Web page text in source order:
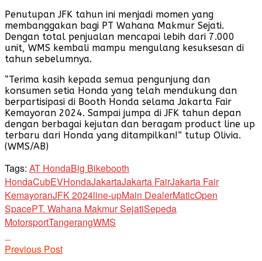
Penutupan JFK tahun ini menjadi momen yang
membanggakan bagi PT Wahana Makmur Sejati.
Dengan total penjualan mencapai lebih dari 7.000
unit, WMS kembali mampu mengulang kesuksesan di
tahun sebelumnya.
“Terima kasih kepada semua pengunjung dan
konsumen setia Honda yang telah mendukung dan
berpartisipasi di Booth Honda selama Jakarta Fair
Kemayoran 2024. Sampai jumpa di JFK tahun depan
dengan berbagai kejutan dan beragam product line up
terbaru dari Honda yang ditampilkan!” tutup Olivia.
(WMS/AB)
Tags: AT HondaBig Bikebooth
HondaCubEVHondaJakartaJakarta FairJakarta Fair
KemayoranJFK 2024line-upMain DealerMaticOpen
SpacePT. Wahana Makmur SejatiSepeda
MotorsportTangerangWMS
Previous Post